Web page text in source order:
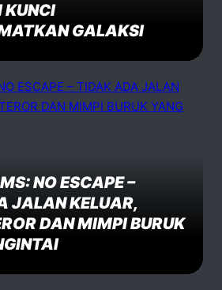
KUNCI
GALAKSI
NO ESCAPE –
JALAN KELUAR,
DAN MIMPI BURUK